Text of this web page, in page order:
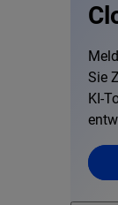
Sie
KI-